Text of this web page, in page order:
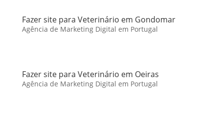
Fazer site para Veterinário em Gondomar
Agência de Marketing Digital em Portugal
Fazer site para Veterinário em Oeiras
Agência de Marketing Digital em Portugal